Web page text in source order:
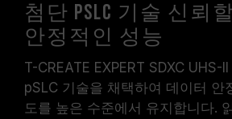
첨단 pSLC 기술 신뢰
안정적인 성능
T-CREATE EXPERT SDXC
pSLC 기술을 채택하여 데이터 안
도를 높은 수준에서 유지합니다.